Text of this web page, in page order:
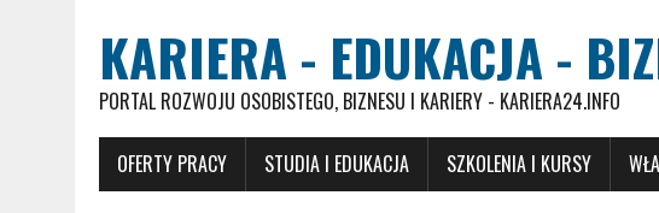
KARIERA - EDUKACJA -
PORTAL ROZWOJU OSOBISTEGO, BIZNESU I KARIERY - KARIERA24.INFO
OFERTY PRACY STUDIA I EDUKACJA SZKOLENIA I KURSY